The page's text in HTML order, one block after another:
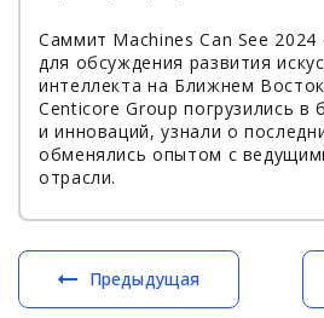
Саммит Machines Can See
для обсуждения развития
интеллекта на Ближнем
Centicore Group погрузились в
и инноваций, узнали о
обменялись опытом с
отрасли.
Предыдущая